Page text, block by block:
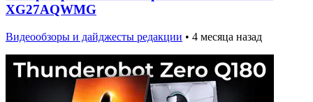
XG27AQWMG
Видеообзоры и дайджесты редакции • 4 месяца назад